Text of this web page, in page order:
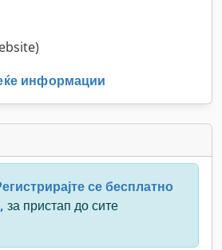
информации
се бесплатно
за пристап до сите